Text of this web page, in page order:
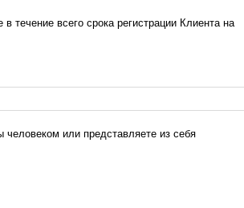
всего срока регистрации Клиента на
персональных рекомендаций;
посредством электронных рассылок.
путем
скидки от интернет-магазина".
третьим лицам. Не считается
человеком или представляете из себя